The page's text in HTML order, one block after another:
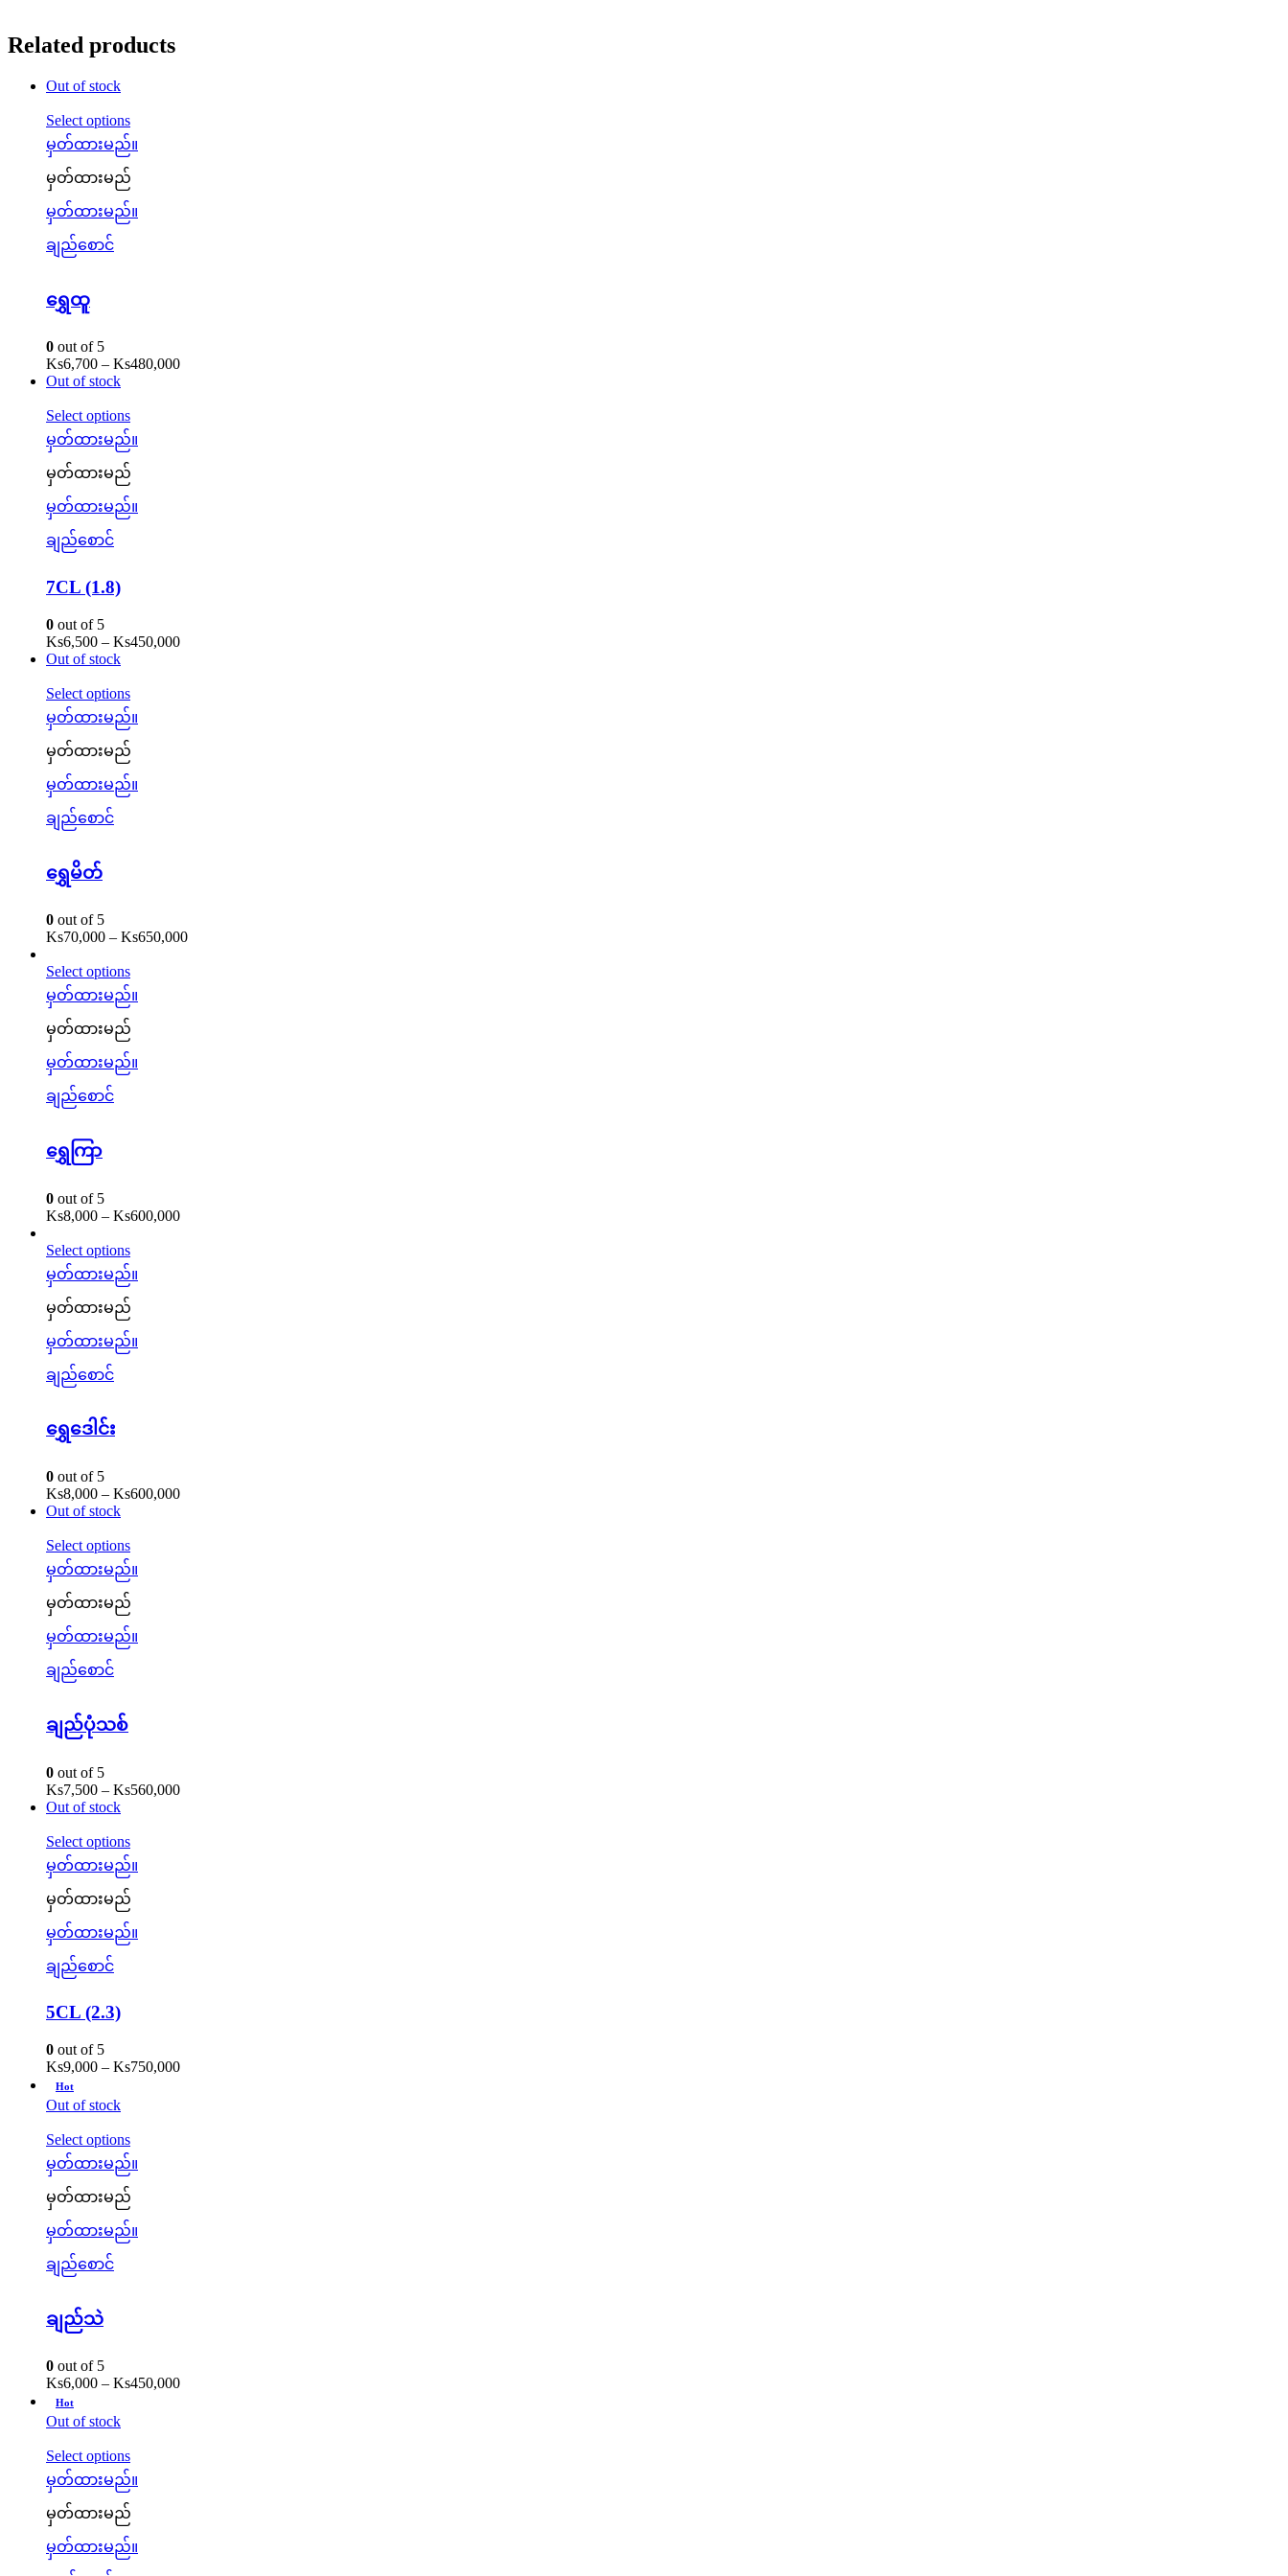
Related products
Out of stock
Select options
မှတ်ထားမည်။
မှတ်ထားမည်
မှတ်ထားမည်။
ချည်စောင်
ရွှေထူ
0 out of 5
Ks6,700 – Ks480,000
Out of stock
Select options
မှတ်ထားမည်။
မှတ်ထားမည်
မှတ်ထားမည်။
ချည်စောင်
7CL (1.8)
0 out of 5
Ks6,500 – Ks450,000
Out of stock
Select options
မှတ်ထားမည်။
မှတ်ထားမည်
မှတ်ထားမည်။
ချည်စောင်
ရွှေမိတ်
0 out of 5
Ks70,000 – Ks650,000
Select options
မှတ်ထားမည်။
မှတ်ထားမည်
မှတ်ထားမည်။
ချည်စောင်
ရွှေကြာ
0 out of 5
Ks8,000 – Ks600,000
Select options
မှတ်ထားမည်။
မှတ်ထားမည်
မှတ်ထားမည်။
ချည်စောင်
ရွှေဒေါင်း
0 out of 5
Ks8,000 – Ks600,000
Out of stock
Select options
မှတ်ထားမည်။
မှတ်ထားမည်
မှတ်ထားမည်။
ချည်စောင်
ချည်ပုံသစ်
0 out of 5
Ks7,500 – Ks560,000
Out of stock
Select options
မှတ်ထားမည်။
မှတ်ထားမည်
မှတ်ထားမည်။
ချည်စောင်
5CL (2.3)
0 out of 5
Ks9,000 – Ks750,000
Hot
Out of stock
Select options
မှတ်ထားမည်။
မှတ်ထားမည်
မှတ်ထားမည်။
ချည်စောင်
ချည်သဲ
0 out of 5
Ks6,000 – Ks450,000
Hot
Out of stock
Select options
မှတ်ထားမည်။
မှတ်ထားမည်
မှတ်ထားမည်။